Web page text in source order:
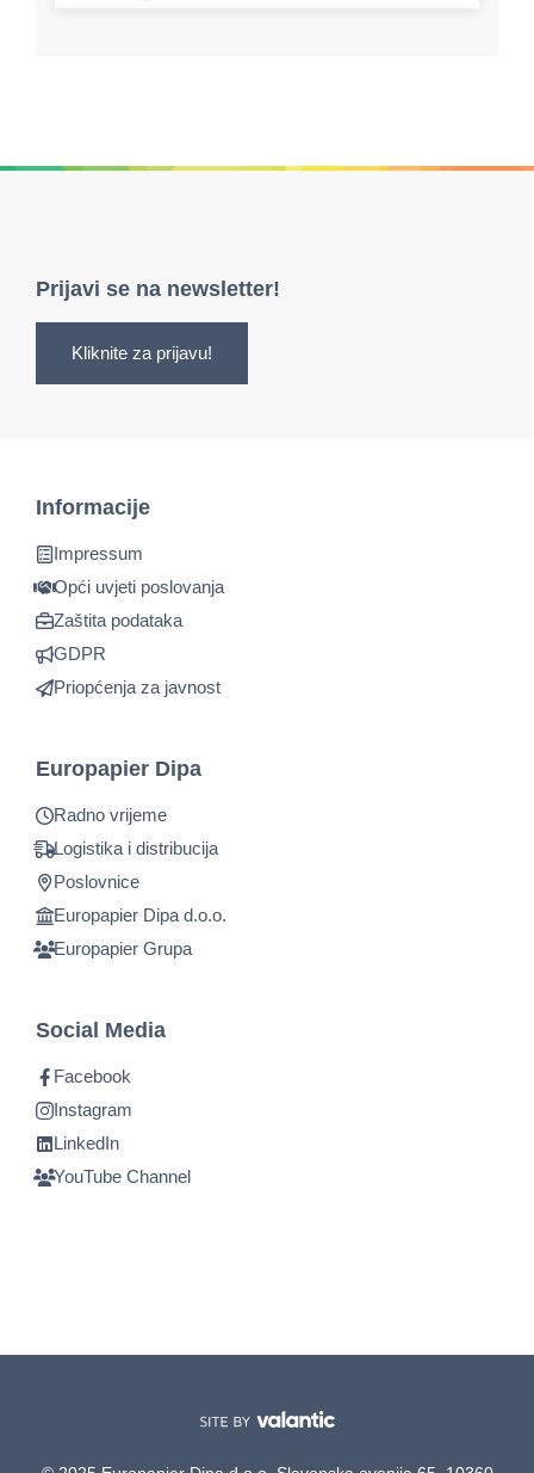
Prijavi se na newsletter!
Kliknite za prijavu!
Informacije
Impressum
Opći uvjeti poslovanja
Zaštita podataka
GDPR
Priopćenja za javnost
Europapier Dipa
Radno vrijeme
Logistika i distribucija
Poslovnice
Europapier Dipa d.o.o.
Europapier Grupa
Social Media
Facebook
Instagram
LinkedIn
YouTube Channel